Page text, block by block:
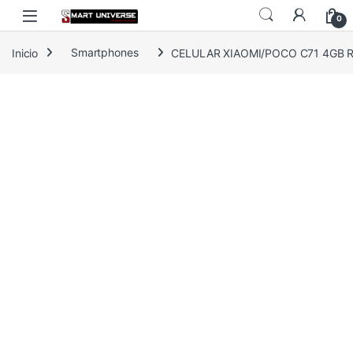
Skip to navigation
Skip to content
0
Inicio Smartphones CELULAR XIAOMI/POCO C71 4GB